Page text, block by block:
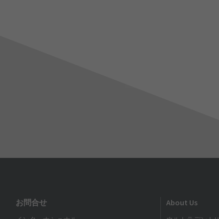
お問合せ About Us